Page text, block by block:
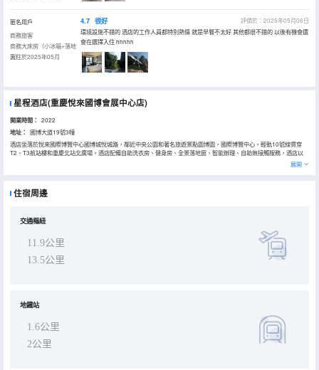
匿名用戶
商務旅客
商務大床房（小冰箱+落地
窗）
入住於2025年05月
4.7 很好
評價於：2025年05月06日
環境設施不錯的 酒店的工作人員都特別熱情 就是早餐不太好 其他都很不錯的 以後有機會還
會在選擇入住 hhhhh
星程酒店(重慶悅來國博會展中心店)
開業時間： 2022
地址：
國博大道19號3幢
酒店坐落於悅來國際博覽中心國博城悅城路，鄰近中央公園和著名旅遊景點園博園，國際博覽中心，輕軌10號線貫穿
T2、T3航站樓和重慶北站北廣場。酒店配備自助洗衣房、健身房、全景落地窗、智能辦理、自助無接觸服務，酒店以
展開
住宿周邊
交通樞紐
11.9公里
13.5公里
地鐵站
1.6公里
2公里